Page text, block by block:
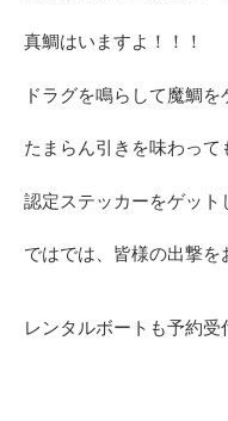
真鯛はいますよ！！！
ドラグを鳴らして魔鯛を
たまらん引きを味わって
認定ステッカーをゲット
ではでは、皆様の出撃を
レンタルボートも予約受